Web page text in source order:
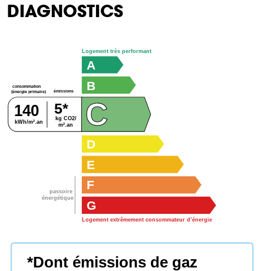
DIAGNOSTICS
consommation
(énergie primaire)
émissions
kg CO2/
m².an
kWh/m².an
140 5*
passoire
énergétique
G
Logement extrêmement consommateur d’énergie
F
E
D
C
B
A
Logement très performant
*Dont émissions de gaz